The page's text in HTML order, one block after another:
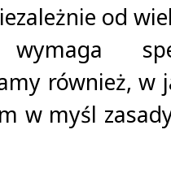
od
również, w
w myśl